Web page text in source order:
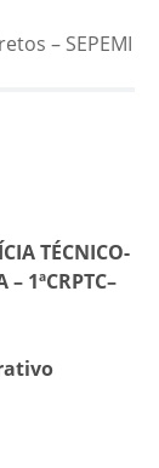
– SEPEMI
TÉCNICO-
1ªCRPTC–